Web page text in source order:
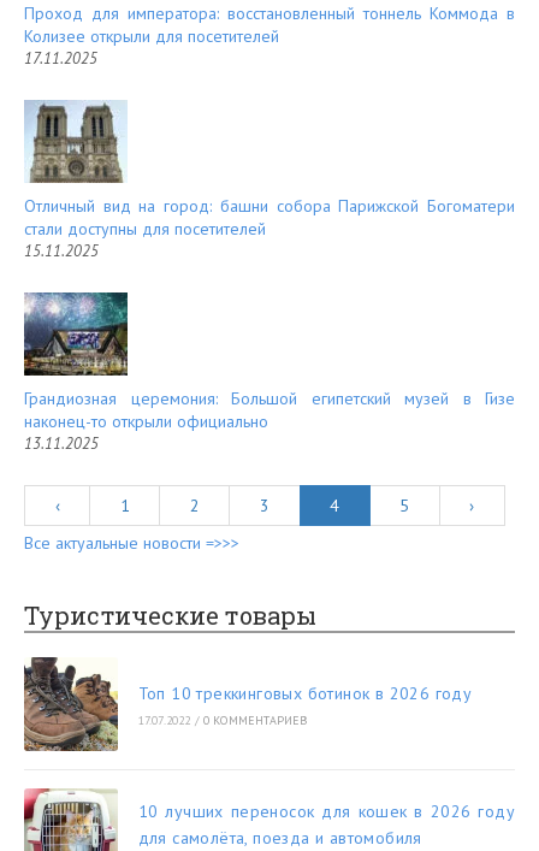
Проход для императора: восстановленный тоннель Коммода в
Колизее открыли для посетителей
17.11.2025
Отличный вид на город: башни собора Парижской Богоматери
стали доступны для посетителей
15.11.2025
Грандиозная церемония: Большой египетский музей в Гизе
наконец-то открыли официально
13.11.2025
‹ 1 2 3 4 5
›
Все актуальные новости =>>>
Туристические товары
Топ 10 треккинговых ботинок в 2026 году
17.07.2022 / 0 КОММЕНТАРИЕВ
10 лучших переносок для кошек в 2026 году
для самолёта, поезда и автомобиля